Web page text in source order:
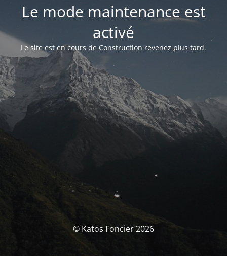
Le mode maintenance est
activé
Le site est en cours de Construction revenez plus tard.
© Katos Foncier 2026